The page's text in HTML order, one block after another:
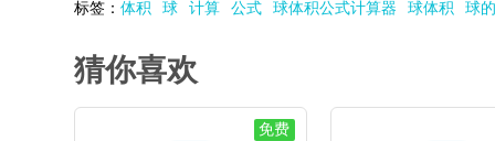
标签：体积 球 计算 公式 球体积公式计算器 球体积 球
猜你喜欢
免费